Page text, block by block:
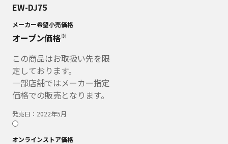
EW-DJ75
メーカー希望小売価格
オープン価格※
この商品はお取扱い先を限
定しております。
一部店舗ではメーカー指定
価格での販売となります。
発売日： 2022年5月
オンラインストア価格